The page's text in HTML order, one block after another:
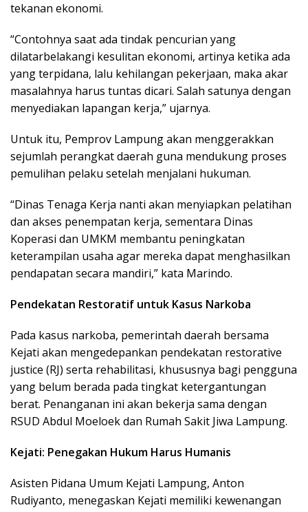
tekanan ekonomi.
“Contohnya saat ada tindak pencurian yang
dilatarbelakangi kesulitan ekonomi, artinya ketika ada
yang terpidana, lalu kehilangan pekerjaan, maka akar
masalahnya harus tuntas dicari. Salah satunya dengan
menyediakan lapangan kerja,” ujarnya.
Untuk itu, Pemprov Lampung akan menggerakkan
sejumlah perangkat daerah guna mendukung proses
pemulihan pelaku setelah menjalani hukuman.
“Dinas Tenaga Kerja nanti akan menyiapkan pelatihan
dan akses penempatan kerja, sementara Dinas
Koperasi dan UMKM membantu peningkatan
keterampilan usaha agar mereka dapat menghasilkan
pendapatan secara mandiri,” kata Marindo.
Pendekatan Restoratif untuk Kasus Narkoba
Pada kasus narkoba, pemerintah daerah bersama
Kejati akan mengedepankan pendekatan restorative
justice (RJ) serta rehabilitasi, khususnya bagi pengguna
yang belum berada pada tingkat ketergantungan
berat. Penanganan ini akan bekerja sama dengan
RSUD Abdul Moeloek dan Rumah Sakit Jiwa Lampung.
Kejati: Penegakan Hukum Harus Humanis
Asisten Pidana Umum Kejati Lampung, Anton
Rudiyanto, menegaskan Kejati memiliki kewenangan